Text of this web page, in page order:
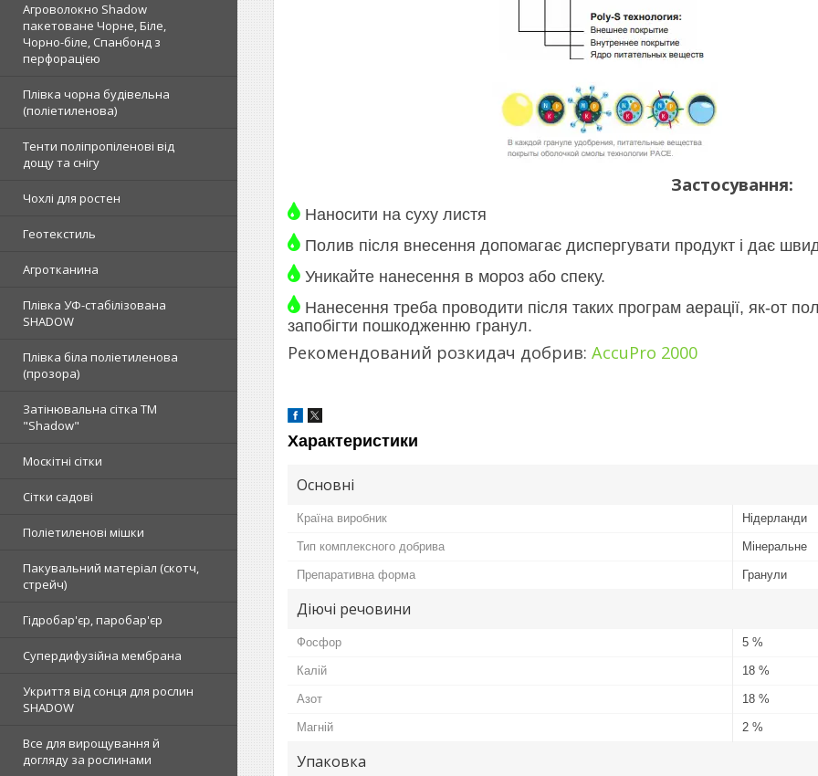
Агроволокно Shadow
пакетоване Чорне, Біле,
Чорно-біле, Спанбонд з
перфорацією
Плівка чорна будівельна
(поліетиленова)
Тенти поліпропіленові від
дощу та снігу
Чохлі для ростен
Геотекстиль
Агротканина
Плівка УФ-стабілізована
SHADOW
Плівка біла поліетиленова
(прозора)
Затінювальна сітка ТМ
"Shadow"
Москітні сітки
Сітки садові
Поліетиленові мішки
Пакувальний матеріал (скотч,
стрейч)
Гідробар'єр, паробар'єр
Супердифузійна мембрана
Укриття від сонця для рослин
SHADOW
Все для вирощування й
догляду за рослинами
Застосування:
Наносити на суху листя
Полив після внесення допомагає диспергувати продукт і дає
Уникайте нанесення в мороз або спеку.
Нанесення треба проводити після таких програм аерації, як-от
запобігти пошкодженню гранул.
Рекомендований розкидач добрив: AccuPro 2000
Характеристики
Основні
Країна виробник Нідерланди
Тип комплексного добрива Мінеральне
Препаративна форма Гранули
Діючі речовини
Фосфор 5 %
Калій 18 %
Азот 18 %
Магній 2 %
Упаковка